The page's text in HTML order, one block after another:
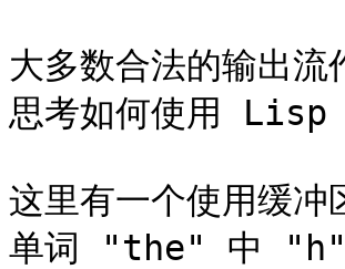
大多数合法的输出流
思考如何使用 Lisp
这里有一个使用缓
单词 "the" 中 "h"